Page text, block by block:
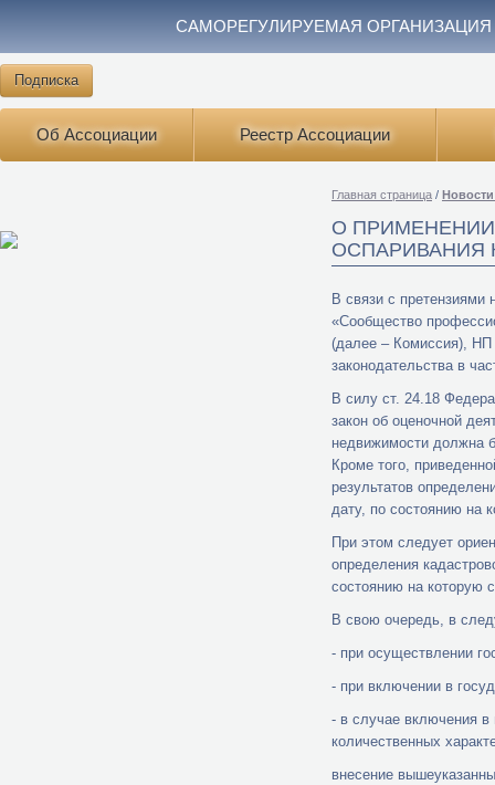
САМОРЕГУЛИРУЕМАЯ
Подписка
Об Ассоциации Реестр Ассоциации
Главная страница /
О
ОСПАРИВАНИЯ
В связи с
«Сообщество
(далее – Комиссия),
законодательства в
В силу ст. 24.18
закон об оценочной
недвижимости должна
Кроме того,
результатов
дату, по состоянию на
При этом следует
определения
состоянию на которую
В свою очередь, в
- при осуществлении
- при включении в
- в случае включения в
количественных
внесение